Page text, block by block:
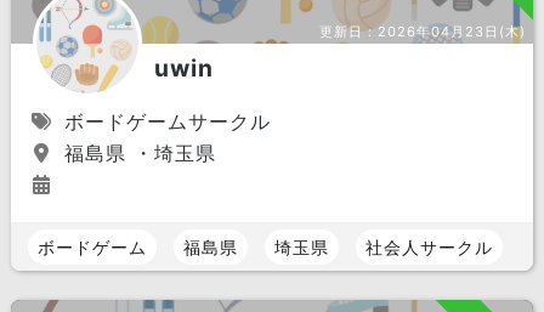
更新日：2026年04月23日(木)
uwin
ボードゲームサークル
福島県 ・埼玉県
ボードゲーム 福島県 埼玉県 社会人サークル